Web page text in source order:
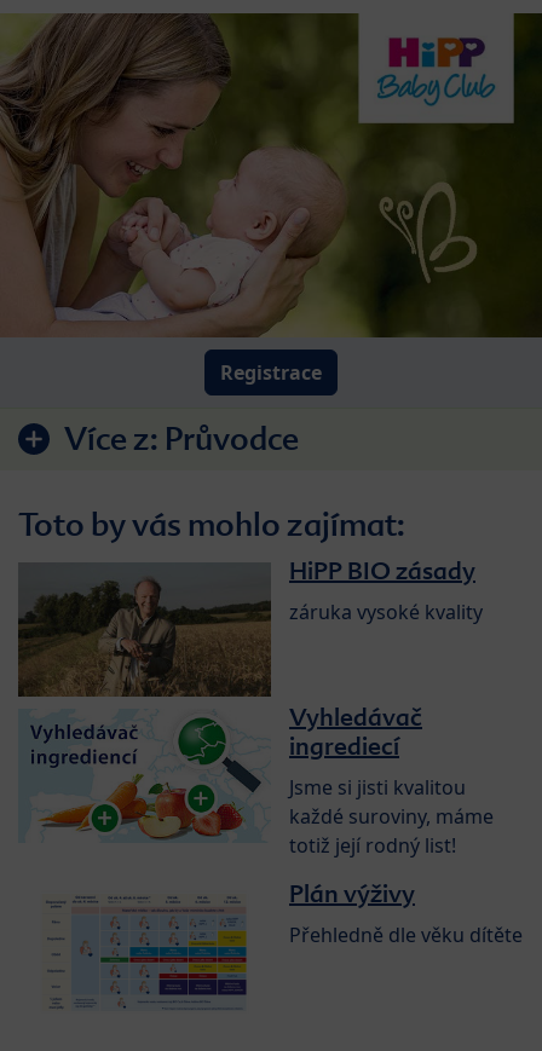
Registrace
Více z: Průvodce
Toto by vás mohlo zajímat:
HiPP BIO zásady
záruka vysoké kvality
Vyhledávač
ingrediecí
Jsme si jisti kvalitou
každé suroviny, máme
totiž její rodný list!
Plán výživy
Přehledně dle věku dítěte